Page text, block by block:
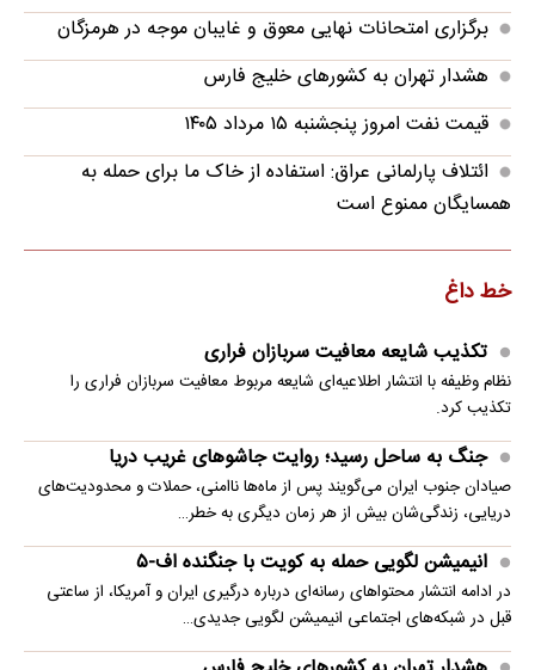
برگزاری امتحانات نهایی معوق و غایبان موجه در هرمزگان
هشدار تهران به کشورهای خلیج فارس
قیمت نفت امروز پنجشنبه ۱۵ مرداد ۱۴۰۵
ائتلاف پارلمانی عراق: استفاده از خاک ما برای حمله به
همسایگان ممنوع است
خط داغ
تکذیب شایعه معافیت سربازان فراری
نظام وظیفه با انتشار اطلاعیه‌ای شایعه مربوط معافیت سربازان فراری را
تکذیب کرد.
جنگ به ساحل رسید؛ روایت جاشوهای غریب دریا
صیادان جنوب ایران می‌گویند پس از ماه‌ها ناامنی، حملات و محدودیت‌های
دریایی، زندگی‌شان بیش از هر زمان دیگری به خطر…
انیمیشن لگویی حمله به کویت با جنگنده اف-۵
در ادامه انتشار محتواهای رسانه‌ای درباره درگیری ایران و آمریکا، از ساعتی
قبل در شبکه‌های اجتماعی انیمیشن لگویی جدیدی…